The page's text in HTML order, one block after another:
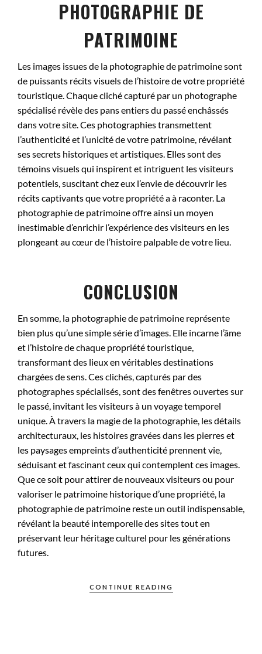
PHOTOGRAPHIE DE
PATRIMOINE
Les images issues de la photographie de patrimoine sont
de puissants récits visuels de l’histoire de votre propriété
touristique. Chaque cliché capturé par un photographe
spécialisé révèle des pans entiers du passé enchâssés
dans votre site. Ces photographies transmettent
l’authenticité et l’unicité de votre patrimoine, révélant
ses secrets historiques et artistiques. Elles sont des
témoins visuels qui inspirent et intriguent les visiteurs
potentiels, suscitant chez eux l’envie de découvrir les
récits captivants que votre propriété a à raconter. La
photographie de patrimoine offre ainsi un moyen
inestimable d’enrichir l’expérience des visiteurs en les
plongeant au cœur de l’histoire palpable de votre lieu.
CONCLUSION
En somme, la photographie de patrimoine représente
bien plus qu’une simple série d’images. Elle incarne l’âme
et l’histoire de chaque propriété touristique,
transformant des lieux en véritables destinations
chargées de sens. Ces clichés, capturés par des
photographes spécialisés, sont des fenêtres ouvertes sur
le passé, invitant les visiteurs à un voyage temporel
unique. À travers la magie de la photographie, les détails
architecturaux, les histoires gravées dans les pierres et
les paysages empreints d’authenticité prennent vie,
séduisant et fascinant ceux qui contemplent ces images.
Que ce soit pour attirer de nouveaux visiteurs ou pour
valoriser le patrimoine historique d’une propriété, la
photographie de patrimoine reste un outil indispensable,
révélant la beauté intemporelle des sites tout en
préservant leur héritage culturel pour les générations
futures.
CONTINUE READING